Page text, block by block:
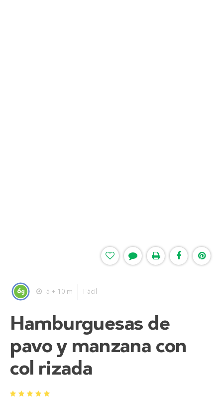
6g 5 + 10 m Fácil
Hamburguesas de
pavo y manzana con
col rizada
1 2 3 4 5